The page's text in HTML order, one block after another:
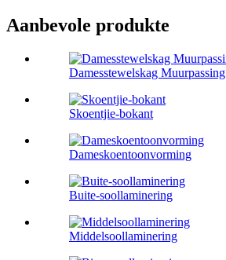
Aanbevole produkte
Damesstewelskag Muurpassing
Skoentjie-bokant
Dameskoentoonvorming
Buite-soollaminering
Middelsoollaminering